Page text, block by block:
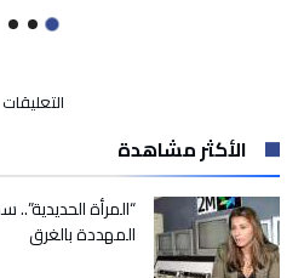
التعليقات
الأكثر مشاهدة
المهددة بالغرق